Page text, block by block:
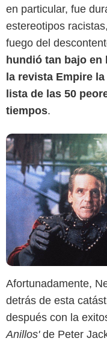
en particular, fue
estereotipos
fuego del
hundió tan bajo en
la revista Empire
lista de las 50
tiempos.
Afortunadamente,
detrás de esta
después con la
Anillos' de Peter